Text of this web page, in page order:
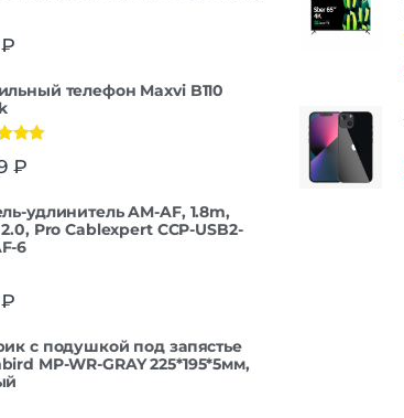
телефон Maxvi B110
₽
удлинитель AM-AF, 1.8m,
Pro Cablexpert CCP-USB2-
6
с подушкой под запястье
MP-WR-GRAY 225*195*5мм,